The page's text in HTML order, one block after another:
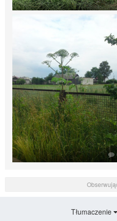
Tłumaczenie